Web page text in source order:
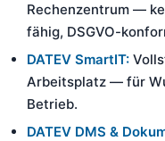
Rechenzentrum —
fähig, DSGVO-
DATEV SmartIT:
Arbeitsplatz — für
Betrieb.
DATEV DMS &